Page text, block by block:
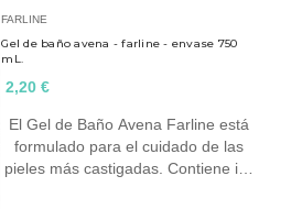
FARLINE
Gel de baño avena - farline - envase 750
mL.
2,20 €
El Gel de Baño Avena Farline está
formulado para el cuidado de las
pieles más castigadas. Contiene i…